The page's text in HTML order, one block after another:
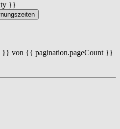
}}
}} von {{ pagination.pageCount }}